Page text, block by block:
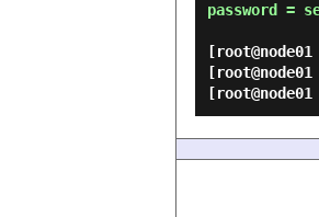
password =